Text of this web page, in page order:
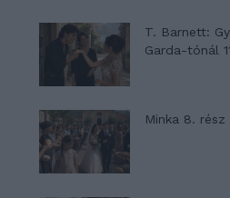
T. Barnett:
Garda-tónál
Minka 8. rész